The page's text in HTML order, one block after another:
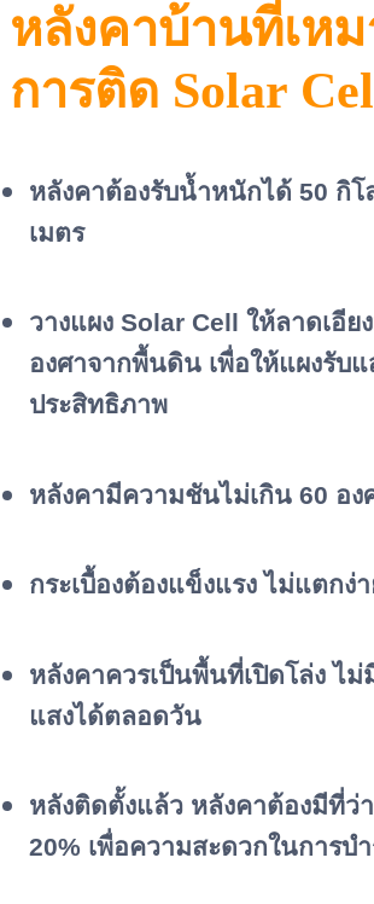
หลังคาบ้านที่เห
การติด Solar
หลังคาต้องรับน้ำหนักได้ 50 กิโ
เมตร
วางแผง Solar Cell ให้ลาดเอีย
องศาจากพื้นดิน เพื่อให้แผงรับแ
ประสิทธิภาพ
หลังคามีความชันไม่เกิน 60 อง
กระเบื้องต้องแข็งแรง ไม่แตกง่
หลังคาควรเป็นพื้นที่เปิดโล่ง ไม่
แสงได้ตลอดวัน
หลังติดตั้งแล้ว หลังคาต้องมีที่ว่
20% เพื่อความสะดวกในการบ